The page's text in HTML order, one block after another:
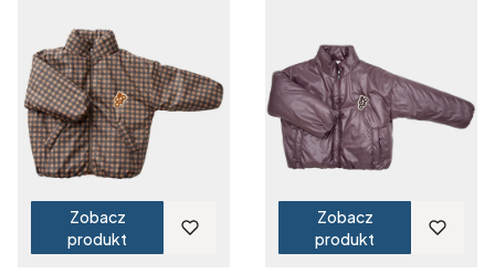
Zobacz
produkt
Zobacz
produkt